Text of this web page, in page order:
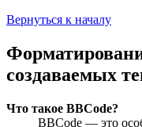
Вернуться к началу
создаваемых
Что такое BBCode?
BBCode — это